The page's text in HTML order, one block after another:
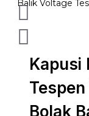
Kapusi
Bolak